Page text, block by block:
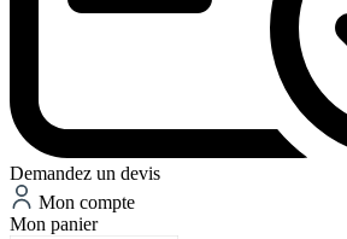
Demandez un devis
Mon compte
Mon panier